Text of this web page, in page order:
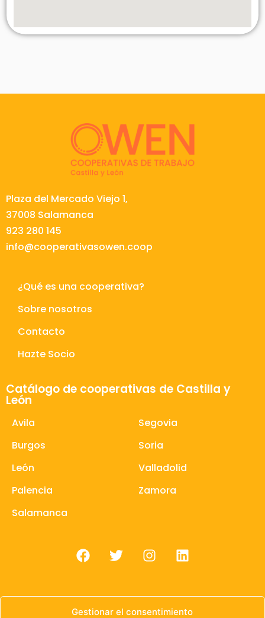
Gestionar el consentimiento
Plaza del Mercado Viejo 1,
37008 Salamanca
923 280 145
info@cooperativasowen.coop
¿Qué es una cooperativa?
Sobre nosotros
Contacto
Hazte Socio
Catálogo de cooperativas de Castilla y
León
Avila
Burgos
León
Palencia
Salamanca
Segovia
Soria
Valladolid
Zamora